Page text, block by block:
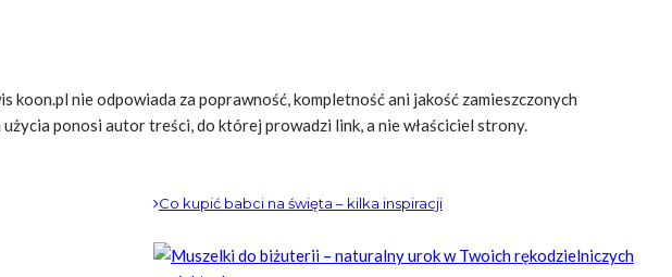
koon.pl nie odpowiada za poprawność, kompletność ani jakość zamieszczonych
ponosi autor treści, do której prowadzi link, a nie właściciel strony.
Co kupić babci na święta – kilka inspiracji